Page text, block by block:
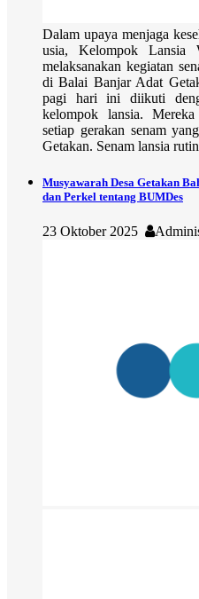
Dalam upaya menjaga
usia, Kelompok Lansia
melaksanakan kegiatan
di Balai Banjar Adat
pagi hari ini diikuti
kelompok lansia.
setiap gerakan senam
Getakan. Senam lansia
Musyawarah Desa Getakan
dan Perkel tentang BUMDes
23 Oktober 2025